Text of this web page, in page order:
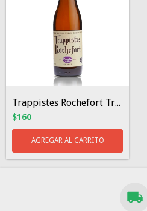
Trappistes Rochefort Triple Extra
$160